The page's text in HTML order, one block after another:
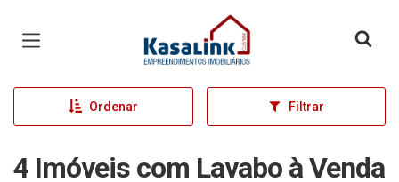
Página inicial
Ordenar Filtrar
4 Imóveis com Lavabo à Venda